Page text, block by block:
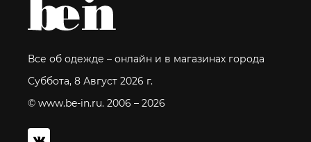
Все об одежде – онлайн и в магазинах города
Суббота, 8 Август 2026 г.
© www.be-in.ru. 2006 – 2026